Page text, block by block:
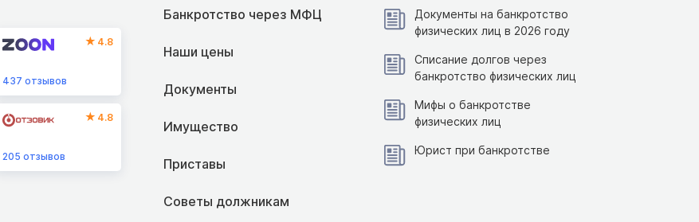
4.8
437 отзывов
4.8
205 отзывов
Банкротство через МФЦ
Наши цены
Документы
Имущество
Приставы
Советы должникам
Документы на банкротство
физических лиц в 2026 году
Списание долгов через
банкротство физических лиц
Мифы о банкротстве
физических лиц
Юрист при банкротстве